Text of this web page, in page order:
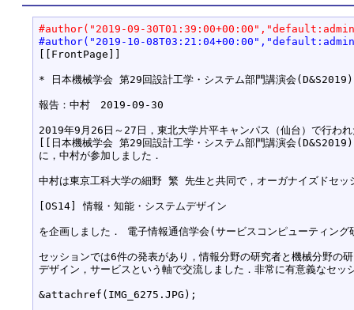
#author("2019-09-
#author("2019-10-
[[FrontPage]]
* 日本機械学会 第29回設計工学・システム部門講演会
報告：中村　2019-09-30
2019年9月26日～27日，東北大学片平キャンパス（仙台）で行われ
[[日本機械学会 第29回設計工学・システム部門講演会
に，中村が参加しました．
中村は東京工科大学の細野 繁 先生と共同で，オーガナイズドセッ
[OS14] 情報・知能・システムデザイン
を企画しました． 電子情報通信学会(サービスコンピューティン
セッションでは6件の発表があり，情報分野の研究者と機械分野の
デザイン，サービスという軸で交流しました．非常に有意義なセッ
&attachref(IMG_6275.JPG);